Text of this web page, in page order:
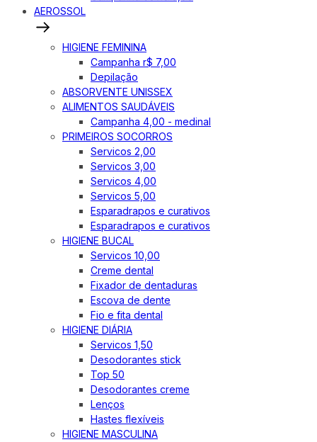
AEROSSOL
HIGIENE FEMININA
Campanha r$ 7,00
Depilação
ABSORVENTE UNISSEX
ALIMENTOS SAUDÁVEIS
Campanha 4,00 - medinal
PRIMEIROS SOCORROS
Servicos 2,00
Servicos 3,00
Servicos 4,00
Servicos 5,00
Esparadrapos e curativos
Esparadrapos e curativos
HIGIENE BUCAL
Servicos 10,00
Creme dental
Fixador de dentaduras
Escova de dente
Fio e fita dental
HIGIENE DIÁRIA
Servicos 1,50
Desodorantes stick
Top 50
Desodorantes creme
Lenços
Hastes flexíveis
HIGIENE MASCULINA